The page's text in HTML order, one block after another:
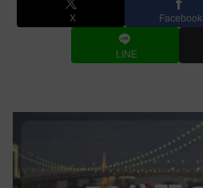
X Facebook
LINE